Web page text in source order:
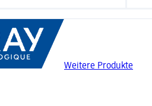
Weitere Produkte